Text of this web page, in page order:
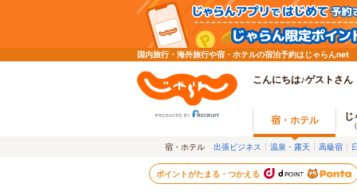
国内旅行・海外旅行や宿・ホテルの宿泊予約はじゃらんnet
こんにちは♪ゲストさん
宿・ホテル じ
宿・ホテル 出張ビジネス 温泉・露天 高級宿
ポイントがたまる・つかえる